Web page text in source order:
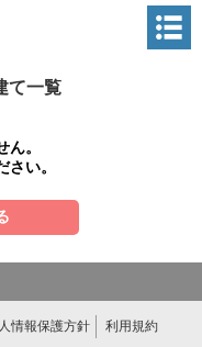
て一覧
。
い。
情報保護方針 利用規約